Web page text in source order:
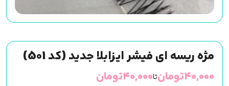
مژه ریسه ای فیشر ایزابلا جدید (کد 501)
۴۰,۰۰۰تومانتا۴۰,۰۰۰تومان